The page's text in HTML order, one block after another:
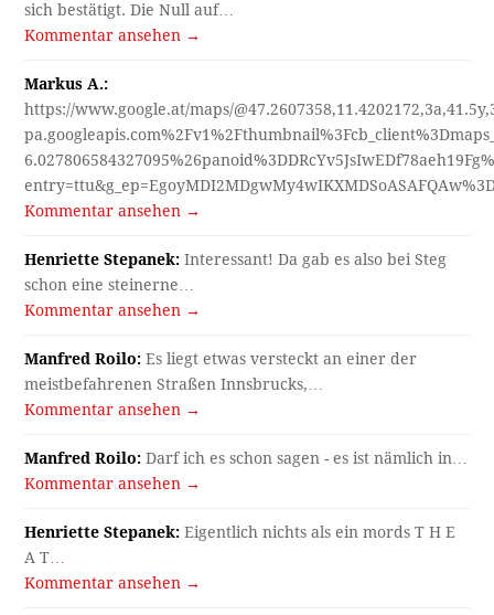
sich bestätigt. Die Null auf…
Kommentar ansehen →
Markus A.:
https://www.google.at/maps/
Kommentar ansehen →
Henriette Stepanek: Interessant! Da gab es also bei Steg
schon eine steinerne…
Kommentar ansehen →
Manfred Roilo: Es liegt etwas versteckt an einer der
meistbefahrenen Straßen Innsbrucks,…
Kommentar ansehen →
Manfred Roilo: Darf ich es schon sagen - es ist nämlich in…
Kommentar ansehen →
Henriette Stepanek: Eigentlich nichts als ein mords T H E
A T…
Kommentar ansehen →